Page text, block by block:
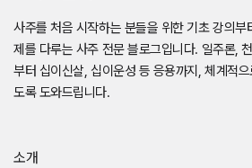
사주를 처음 시작하는 분들을 위한 기초 강의
제를 다루는 사주 전문 블로그입니다. 일주론,
부터 십이신살, 십이운성 등 응용까지, 체계적
도록 도와드립니다.
소개